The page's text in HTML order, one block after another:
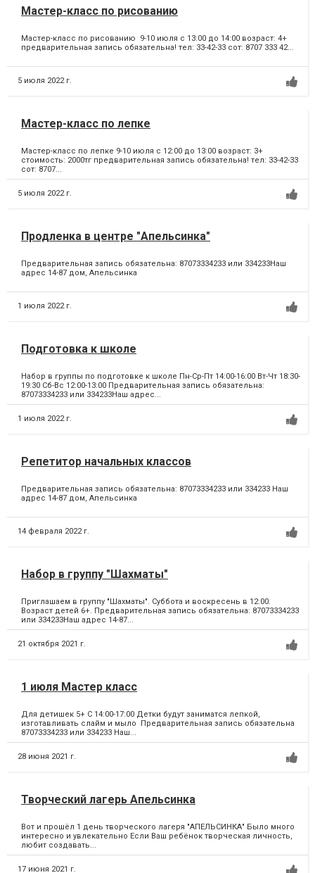
Мастер-класс по рисованию
Мастер-класс по рисованию 9-10 июля с 13:00 до 14:00 возраст: 4+
предварительная запись обязательна! тел: 33-42-33 сот: 8707 333 42...
5 июля 2022 г.
Мастер-класс по лепке
Мастер-класс по лепке 9-10 июля с 12:00 до 13:00 возраст: 3+
стоимость: 2000тг предварительная запись обязательна! тел: 33-42-33
сот: 8707...
5 июля 2022 г.
Продленка в центре "Апельсинка"
Предварительная запись обязательна: 87073334233 или 334233Наш
адрес 14-87 дом, Апельсинка
1 июля 2022 г.
Подготовка к школе
Набор в группы по подготовке к школе Пн-Ср-Пт 14:00-16:00 Вт-Чт 18:30-
19:30 Сб-Вс 12:00-13:00 Предварительная запись обязательна:
87073334233 или 334233Наш адрес...
1 июля 2022 г.
Репетитор начальных классов
Предварительная запись обязательна: 87073334233 или 334233 Наш
адрес 14-87 дом, Апельсинка
14 февраля 2022 г.
Набор в группу "Шахматы"
Приглашаем в группу "Шахматы". Суббота и воскресень в 12:00.
Возраст детей 6+. Предварительная запись обязательна: 87073334233
или 334233Наш адрес 14-87...
21 октября 2021 г.
1 июля Мастер класс
Для детишек 5+ С 14:00-17:00 Детки будут заниматся лепкой,
изготавливать слайм и мыло Предварительная запись обязательна
87073334233 или 334233 Наш...
28 июня 2021 г.
Творческий лагерь Апельсинка
Вот и прошёл 1 день творческого лагеря "АПЕЛЬСИНКА" Было много
интересно и увлекательно Если Ваш ребёнок творческая личность,
любит создавать...
17 июня 2021 г.